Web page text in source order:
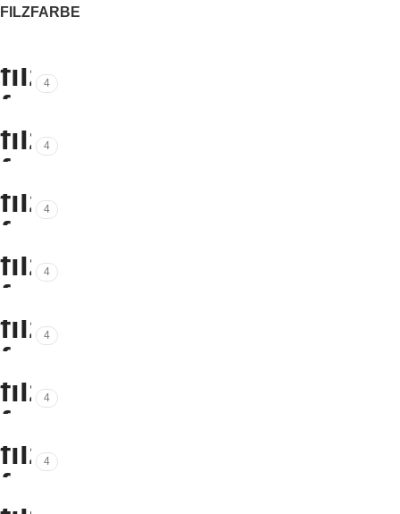
FILZFARBE
4
4
4
4
4
4
4